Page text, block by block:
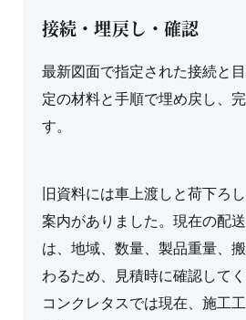
接続・埋戻し・確認
最新図面で指定された接続と
定の材料と手順で埋め戻し、
す。
旧資料には車上渡しと荷下ろ
案内がありました。現在の配
は、地域、数量、製品重量、
わるため、見積時に確認して
コンクレタスでは現在、施工